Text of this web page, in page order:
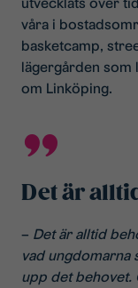
våra i
basketcamp,
lägergården som
om Linköping.
Det är
– Det är alltid
vad
upp det behovet.